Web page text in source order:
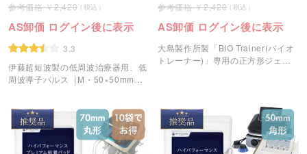
2,420
AS卸価 ログイン後に表示
3.3
伊藤超短波製の低周波治療器用、低
周波導子パルス（M・50×50mm）
2,420
AS卸価 ログイン後に表示
大島製作所製「BIO Trainer(バイオ
トレーナー)」専用の正方形ジェル